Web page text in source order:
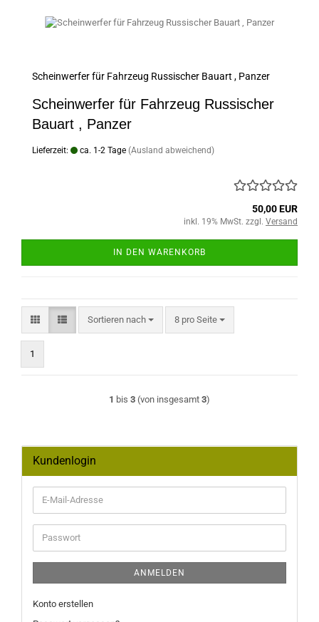
Scheinwerfer für Fahrzeug Russischer Bauart , Panzer
Scheinwerfer für Fahrzeug Russischer
Bauart , Panzer
Lieferzeit: ca. 1-2 Tage (Ausland abweichend)
50,00 EUR
inkl. 19% MwSt. zzgl. Versand
IN DEN WARENKORB
Sortieren nach
Sortieren nach 8 pro Seite
pro Seite
1
1 bis 3 (von insgesamt 3)
Kundenlogin
E-
Mail-
Adresse
Passwort
ANMELDEN
Konto erstellen